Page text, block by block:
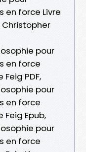
en force Livre
Christopher
pour
en force
PDF,
pour
en force
Feig Epub,
pour
en force